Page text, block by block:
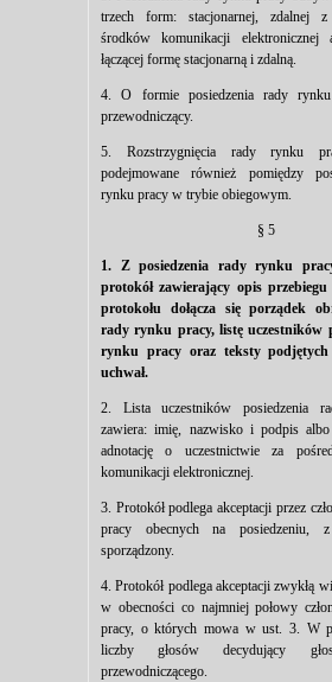
trzech form: stacjonarnej, zdalnej z
środków komunikacji elektronicznej
łączącej formę stacjonarną i zdalną.
4. O formie posiedzenia rady
przewodniczący.
5. Rozstrzygnięcia rady rynku
podejmowane również pomiędzy
rynku pracy w trybie obiegowym.
§ 5
1. Z posiedzenia rady rynku
protokół zawierający opis
protokołu dołącza się porządek
rady rynku pracy, listę uczestników
rynku pracy oraz teksty podjętych
uchwał.
2. Lista uczestników posiedzenia
zawiera: imię, nazwisko i podpis
adnotację o uczestnictwie za
komunikacji elektronicznej.
3. Protokół podlega akceptacji przez
pracy obecnych na posiedzeniu,
sporządzony.
4. Protokół podlega akceptacji zwykłą
w obecności co najmniej połowy
pracy, o których mowa w ust. 3. W
liczby głosów decydujący
przewodniczącego.